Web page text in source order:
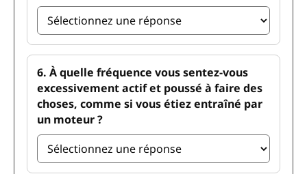
6. À quelle fréquence vous sentez-vous
excessivement actif et poussé à faire des
choses, comme si vous étiez entraîné par
un moteur ?